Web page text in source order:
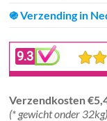
֍ Verzending in
Verzendkosten
(* gewicht onder